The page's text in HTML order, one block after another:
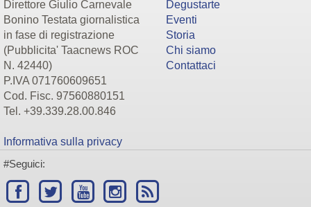
Direttore Giulio Carnevale
Bonino Testata giornalistica
in fase di registrazione
(Pubblicita' Taacnews ROC
N. 42440)
P.IVA 071760609651
Cod. Fisc. 97560880151
Tel. +39.339.28.00.846
Informativa sulla privacy
Degustarte
Eventi
Storia
Chi siamo
Contattaci
#Seguici: